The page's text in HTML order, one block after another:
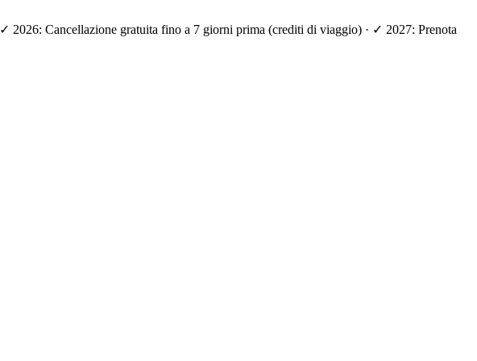
✓ 2026: Cancellazione gratuita fino a 7 giorni prima (crediti di viaggio) · ✓ 2027: Prenota